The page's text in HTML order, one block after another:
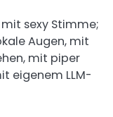
sexy Stimme;
Augen, mit
mit piper
eigenem LLM-